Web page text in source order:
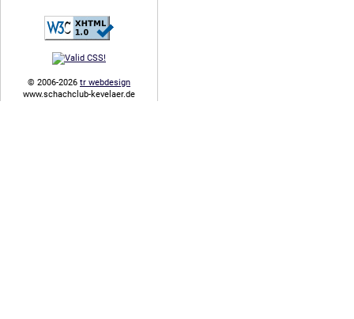
© 2006-2026 tr webdesign
www.schachclub-kevelaer.de